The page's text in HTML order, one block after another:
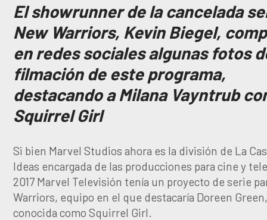
El showrunner de la cancelada
New Warriors, Kevin Biegel,
en redes sociales algunas fotos
filmación de este programa,
destacando a Milana Vayntrub
Squirrel Girl
Si bien Marvel Studios ahora es la división de La
Ideas encargada de las producciones para cine y
2017 Marvel Televisión tenía un proyecto de serie
Warriors, equipo en el que destacaría Doreen
conocida como Squirrel Girl.